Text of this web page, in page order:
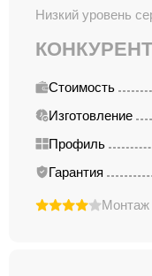
Низкий уровень
Стоимость
Изготовление
Профиль
Гарантия
Монтаж